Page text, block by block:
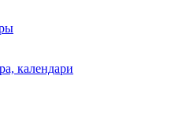
календари